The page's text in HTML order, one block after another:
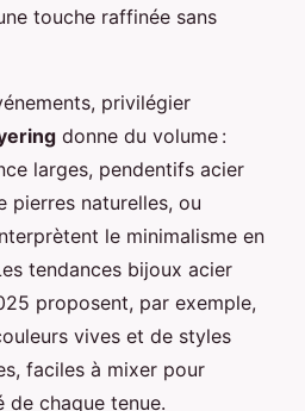
touche raffinée sans
privilégier
donne du volume :
larges, pendentifs acier
pierres naturelles, ou
le minimalisme en
tendances bijoux acier
proposent, par exemple,
vives et de styles
faciles à mixer pour
de chaque tenue.